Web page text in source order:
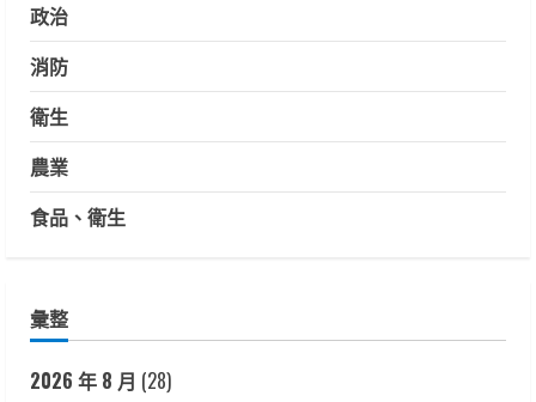
政治
消防
衛生
農業
食品、衛生
彙整
2026 年 8 月 (28)